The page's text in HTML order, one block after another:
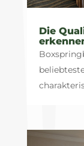
Die